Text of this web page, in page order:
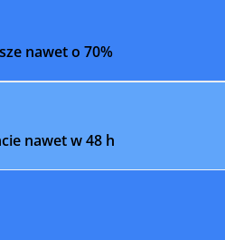
nawet o 70%
nawet w 48 h